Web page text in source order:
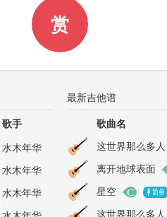
赏
歌手
水木年华
水木年华
水木年华
最新吉他谱
歌曲名
这世界那么多人
离开地球表面
星空
这世界那么多人